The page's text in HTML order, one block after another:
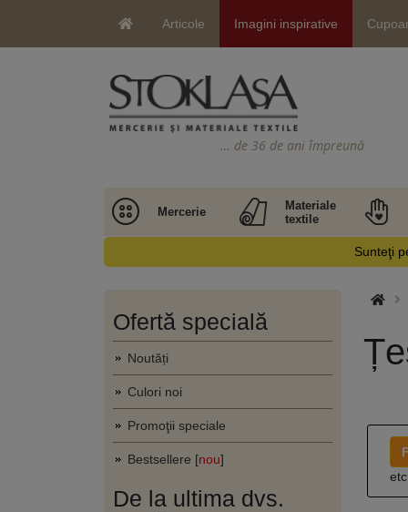
Articole Imagini inspirative
… de 36 de ani împreună
Mercerie
Materiale
textile
Sunteţi
Ofertă specială
Noutăți
Culori noi
Promoţii speciale
Bestsellere [nou]
De la ultima dvs.